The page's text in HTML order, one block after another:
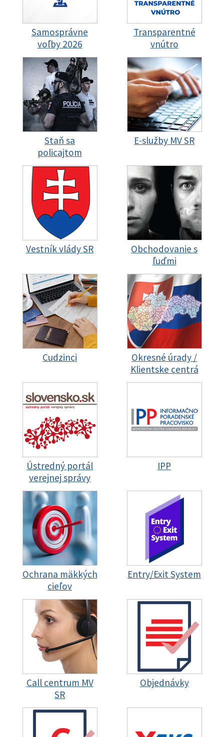
Samosprávne
voľby 2026
Transparentné
vnútro
Staň sa
policajtom
E-služby MV SR
Vestník vlády SR
Obchodovanie s
ľuďmi
Cudzinci
Okresné úrady /
Klientske centrá
Ústredný portál
verejnej správy
IPP
Ochrana mäkkých
cieľov
Entry/Exit System
Call centrum MV
SR
Objednávky